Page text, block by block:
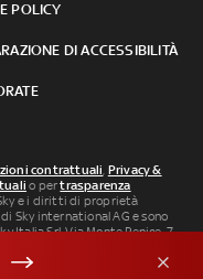
POLICY
DI ACCESSIBILITÀ
contrattuali, Privacy &
o pertrasparenza
e i diritti di proprietà
Sky international AG e sono
Italia Srl Via Monte Penice, 7 -
1537 e SkySport: ISSN